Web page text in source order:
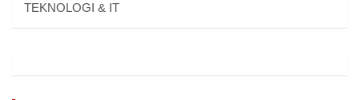
TEKNOLOGI & IT